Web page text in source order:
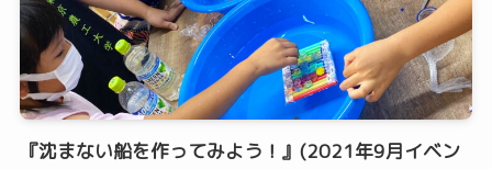
『沈まない船を作ってみよう！』(2021年9月イベン